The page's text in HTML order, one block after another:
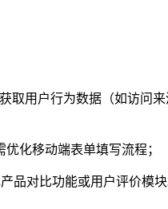
取用户行为数据（如访问
化移动端表单填写流程；
品对比功能或用户评价模块